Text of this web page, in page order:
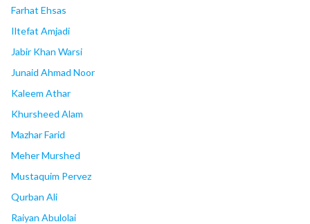
Farhat Ehsas
Iltefat Amjadi
Jabir Khan Warsi
Junaid Ahmad Noor
Kaleem Athar
Khursheed Alam
Mazhar Farid
Meher Murshed
Mustaquim Pervez
Qurban Ali
Raiyan Abulolai